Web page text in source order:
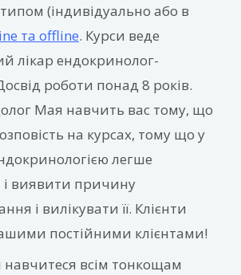
(індивідуально або в
та offline. Курси веде
лікар ендокринолог-
роботи понад 8 років.
Мая навчить вас тому, що
на курсах, тому що у
легше
і виявити причину
і вилікувати її. Клієнти
постійними клієнтами!
всім тонкощам